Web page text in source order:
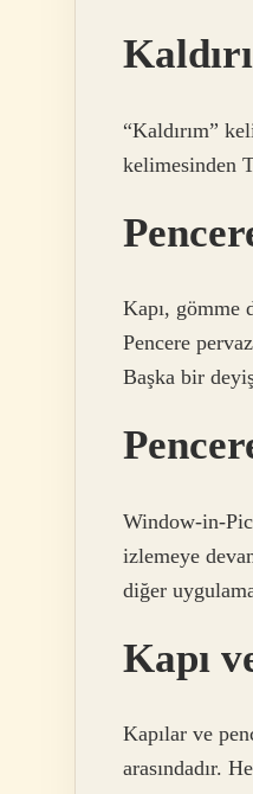
“Kaldırım”
kelimesinden
Kapı, gömme
Pencere
Başka bir
Window-in-
izlemeye
diğer
Kapı
Kapılar ve
arasındadır.